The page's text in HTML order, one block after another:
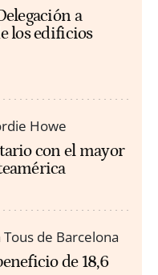
a
los edificios
con el mayor
de 18,6